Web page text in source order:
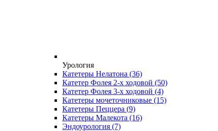
Урология
Катетеры Нелатона (36)
Катетер Фолея 2-х ходовой (50)
Катетер Фолея 3-х ходовой (4)
Катетеры мочеточниковые (15)
Катетеры Пеццера (9)
Катетеры Малекота (16)
Эндоурология (7)